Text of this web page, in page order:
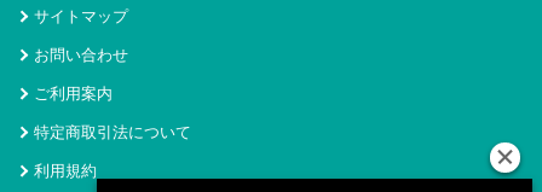
サイトマップ
お問い合わせ
ご利用案内
特定商取引法について
利用規約